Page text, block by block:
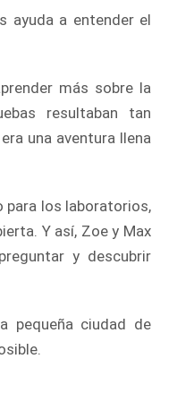
ayuda a entender el
más sobre la
resultaban tan
una aventura llena
para los laboratorios,
Y así, Zoe y Max
y descubrir
pequeña ciudad de